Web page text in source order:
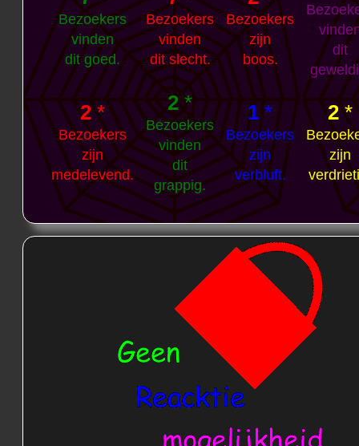
Bezoekers
vinden
dit goed.
Bezoekers
vinden
dit slecht.
Bezoekers
zijn
boos.
dit
2*
Bezoekers
zijn
medelevend.
2*
Bezoekers
vinden
dit
grappig.
1*
Bezoekers
zijn
verbluft.
2*
zijn